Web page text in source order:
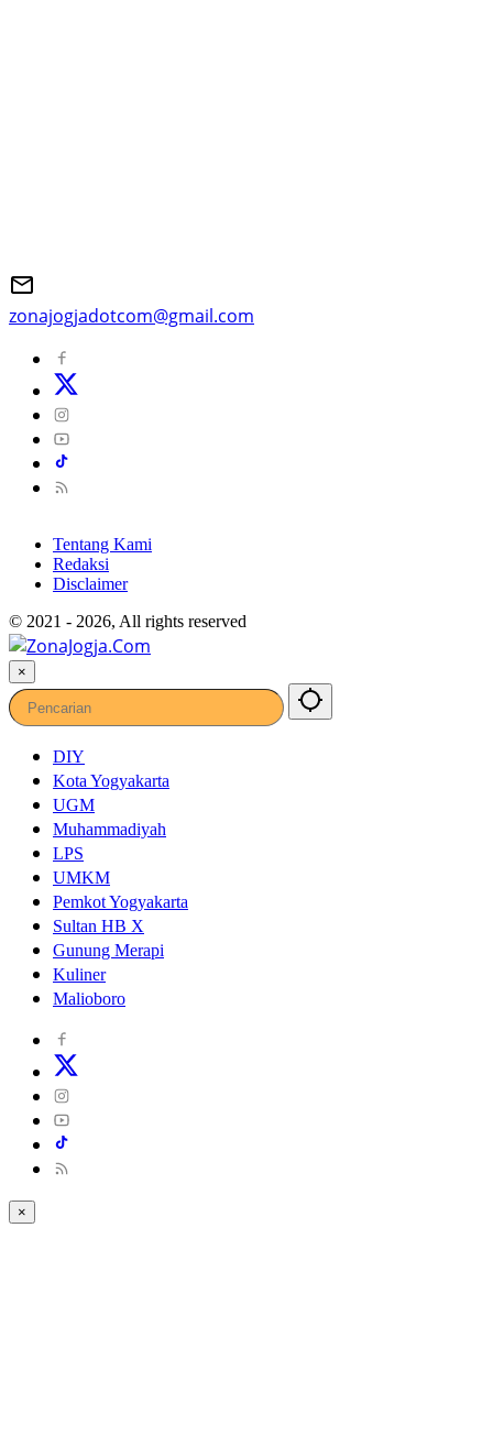
zonajogjadotcom@gmail.com
Tentang Kami
Redaksi
Disclaimer
© 2021 - 2026, All rights reserved
×
DIY
Kota Yogyakarta
UGM
Muhammadiyah
LPS
UMKM
Pemkot Yogyakarta
Sultan HB X
Gunung Merapi
Kuliner
Malioboro
×